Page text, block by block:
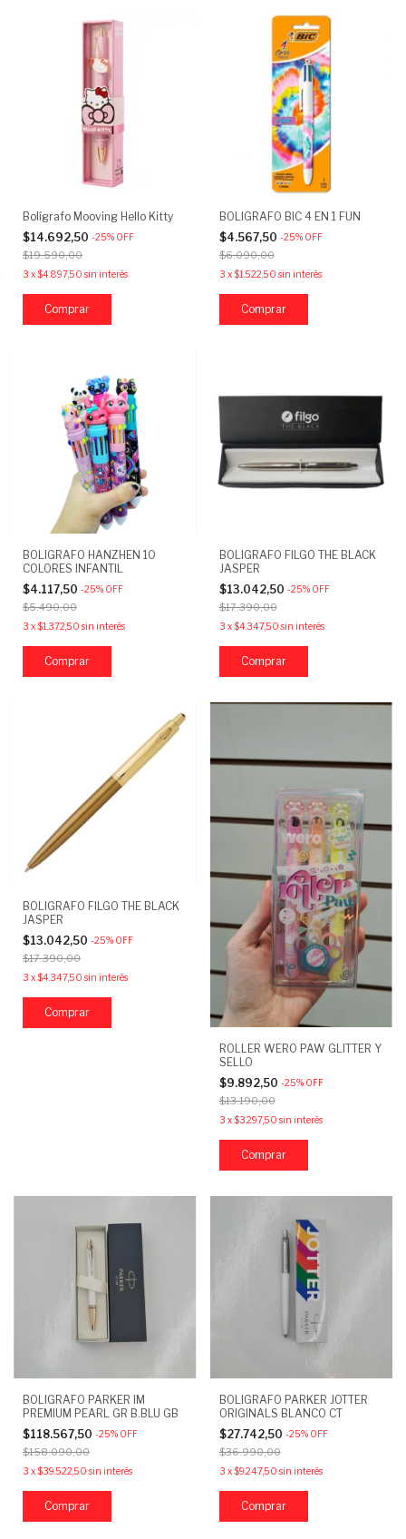
Bolígrafo Mooving Hello Kitty
$14.692,50 -25% OFF
$19.590,00
3 x$4.897,50 sin interés
BOLIGRAFO BIC 4 EN 1 FUN
$4.567,50 -25% OFF
$6.090,00
3 x$1.522,50 sin interés
BOLIGRAFO HANZHEN 10
COLORES INFANTIL
$4.117,50 -25% OFF
$5.490,00
3 x$1.372,50 sin interés
Comprar
BOLIGRAFO FILGO THE BLACK
JASPER
$13.042,50 -25% OFF
$17.390,00
3 x$4.347,50 sin interés
BOLIGRAFO FILGO THE BLACK
JASPER
$13.042,50 -25% OFF
$17.390,00
3 x$4.347,50 sin interés
ROLLER WERO PAW GLITTER Y
SELLO
$9.892,50 -25% OFF
$13.190,00
3 x$3.297,50 sin interés
BOLIGRAFO PARKER IM
PREMIUM PEARL GR B.BLU GB
$118.567,50 -25% OFF
$158.090,00
3 x$39.522,50 sin interés
BOLIGRAFO PARKER JOTTER
ORIGINALS BLANCO CT
$27.742,50 -25% OFF
$36.990,00
3 x$9.247,50 sin interés